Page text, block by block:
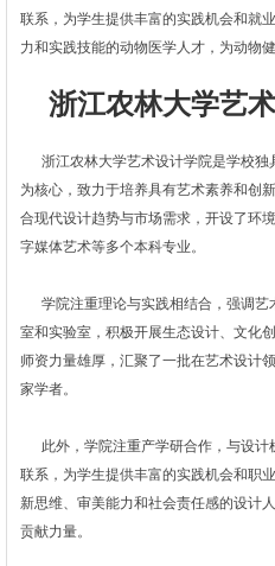
联系，为学生提供丰富的实践机会和就
力和实践技能的动物医学人才，为动物
浙江农林大学艺
浙江农林大学艺术设计学院是学校独
为核心，致力于培养具有艺术素养和创
合现代设计趋势与市场需求，开设了环
字媒体艺术等多个本科专业。
学院注重理论与实践相结合，强调艺
室和实验室，积极开展生态设计、文化
师资力量雄厚，汇聚了一批在艺术设计
家学者。
此外，学院注重产学研合作，与设计
联系，为学生提供丰富的实践机会和职
新思维、审美能力和社会责任感的设计
贡献力量。